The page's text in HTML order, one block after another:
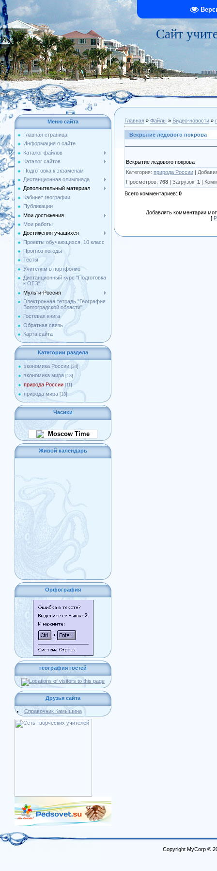
Сайт
Меню сайта
Главная страница
Информация о сайте
Каталог файлов
Каталог сайтов
Подготовка к экзаменам
Дистанционная олимпиада
Дополнительный материал
Кабинет географии
Публикации
Мои достижения
Мои работы
Достижения учащихся
Проекты обучающихся, 10 класс
Прогноз погоды
Тесты
Учителям в портфолио
Дистанционный курс "Подготовка
к ОГЭ"
Мульти-Россия
Электронная тетрадь "География
Волгоградской области"
Гостевая книга
Обратная связь
Карта сайта
Категории раздела
экономика России [34]
экономика мира [13]
природа России [11]
природа мира [18]
Часики
Moscow Time
Живой календарь
Орфография
география гостей
Друзья сайта
Справочник Камышина
Главная » Файлы » Видео-новости »
Вскрытие ледового покрова
Вскрытие ледового покрова
Категория: природа России |
Просмотров: 768 | Загрузок: 1 |
Всего комментариев: 0
Добавлять комментарии
[
Copyright MyCorp ©